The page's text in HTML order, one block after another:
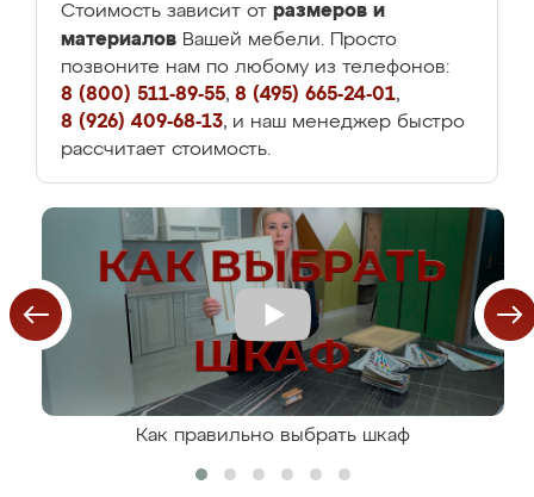
Стоимость зависит от размеров и
материалов Вашей мебели. Просто
позвоните нам по любому из телефонов:
8 (800) 511-89-55, 8 (495) 665-24-01,
8 (926) 409-68-13, и наш менеджер быстро
рассчитает стоимость.
Как правильно выбрать шкаф